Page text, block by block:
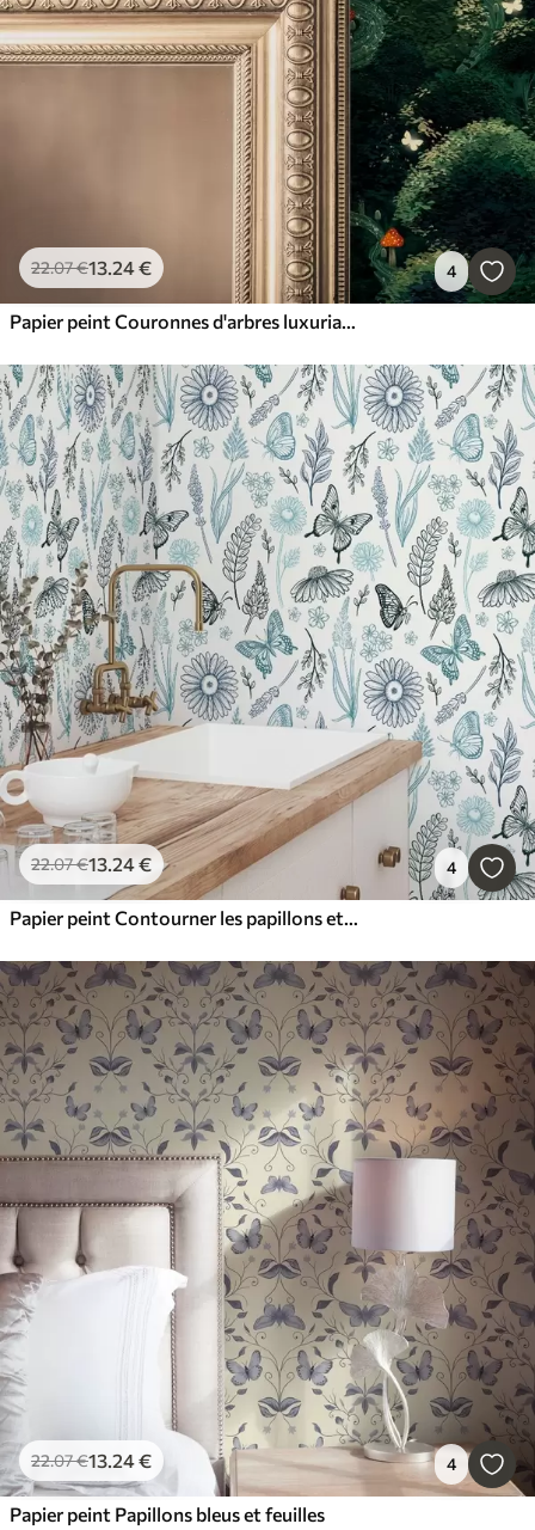
22.07€13.24€ 4
Papier peint Couronnes d'arbres luxuriantes et champignons colorés
22.07€13.24€ 4
Papier peint Contourner les papillons et les fleurs dans les tons bleus et bleus
22.07€13.24€ 4
Papier peint Papillons bleus et feuilles